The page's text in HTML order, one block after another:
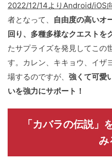
2022/12/14よりAndroid/iOS
者となって、
自由度の高いオ
回り、多種多様なクエストを
たサプライズを発見してこの
す。カレン、キキョウ、イザ
場するのですが、 強くて可愛
いを強力にサポート！
「カバラの伝説」
み